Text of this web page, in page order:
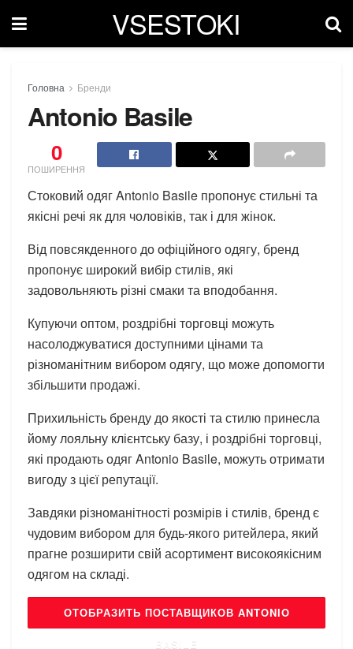
VSESTOKI
Головна Бренди
Antonio Basile
0
ПОШИРЕННЯ
Стоковий одяг Antonio Basile пропонує стильні та
якісні речі як для чоловіків, так і для жінок.
Від повсякденного до офіційного одягу, бренд
пропонує широкий вибір стилів, які
задовольняють різні смаки та вподобання.
Купуючи оптом, роздрібні торговці можуть
насолоджуватися доступними цінами та
різноманітним вибором одягу, що може допомогти
збільшити продажі.
Прихильність бренду до якості та стилю принесла
йому лояльну клієнтську базу, і роздрібні торговці,
які продають одяг Antonio Basile, можуть отримати
вигоду з цієї репутації.
Завдяки різноманітності розмірів і стилів, бренд є
чудовим вибором для будь-якого ритейлера, який
прагне розширити свій асортимент високоякісним
одягом на складі.
ОТОБРАЗИТЬ ПОСТАВЩИКОВ ANTONIO
BASILE